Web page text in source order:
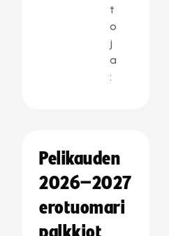
t
o
j
a
:
Pelikauden
2026–2027
erotuomari